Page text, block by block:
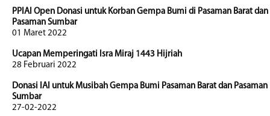
PPIAI Open Donasi untuk Korban Gempa Bumi di Pasaman Barat dan
Pasaman Sumbar
01 Maret 2022
Ucapan Memperingati Isra Miraj 1443 Hijriah
28 Februari 2022
Donasi IAI untuk Musibah Gempa Bumi Pasaman Barat dan Pasaman
Sumbar
27-02-2022